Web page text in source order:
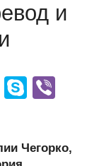
и
M
S
e
Чегорко,